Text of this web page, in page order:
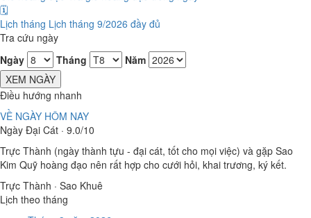
🗓️
Lịch tháng Lịch tháng 9/2026 đầy đủ
Tra cứu ngày
Ngày
Tháng
Năm
XEM NGÀY
Điều hướng nhanh
VỀ NGÀY HÔM NAY
Ngày Đại Cát · 9.0/10
Trực Thành (ngày thành tựu - đại cát, tốt cho mọi việc) và gặp Sao
Kim Quỹ hoàng đạo nên rất hợp cho cưới hỏi, khai trương, ký kết.
Trực Thành · Sao Khuê
Lịch theo tháng